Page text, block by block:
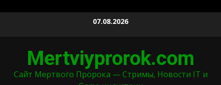
07.08.2026
Mertviyprorok.com
Сайт Мертвого Пророка — Стримы, Новости IT и